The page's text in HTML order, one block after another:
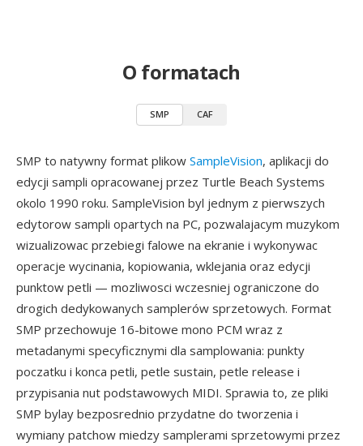
O formatach
SMP CAF
SMP to natywny format plikow SampleVision, aplikacji do
edycji sampli opracowanej przez Turtle Beach Systems
okolo 1990 roku. SampleVision byl jednym z pierwszych
edytorow sampli opartych na PC, pozwalajacym muzykom
wizualizowac przebiegi falowe na ekranie i wykonywac
operacje wycinania, kopiowania, wklejania oraz edycji
punktow petli — mozliwosci wczesniej ograniczone do
drogich dedykowanych samplerów sprzetowych. Format
SMP przechowuje 16-bitowe mono PCM wraz z
metadanymi specyficznymi dla samplowania: punkty
poczatku i konca petli, petle sustain, petle release i
przypisania nut podstawowych MIDI. Sprawia to, ze pliki
SMP bylay bezposrednio przydatne do tworzenia i
wymiany patchow miedzy samplerami sprzetowymi przez